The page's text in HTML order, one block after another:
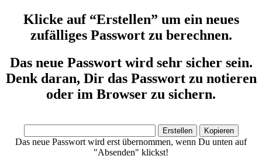
Klicke auf “Erstellen” um ein neues
zufälliges Passwort zu berechnen.
Das neue Passwort wird sehr sicher sein.
Denk daran, Dir das Passwort zu notieren
oder im Browser zu sichern.
Das neue Passwort wird erst übernommen, wenn Du unten auf
"Absenden" klickst!